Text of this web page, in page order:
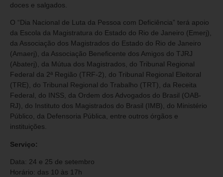
doces e salgados.
O “Dia Nacional de Luta da Pessoa com Deficiência” terá apoio
da Escola da Magistratura do Estado do Rio de Janeiro (Emerj),
da Associação dos Magistrados do Estado do Rio de Janeiro
(Amaerj), da Associação Beneficente dos Amigos do TJRJ
(Abaterj), da Mútua dos Magistrados, do Tribunal Regional
Federal da 2ª Região (TRF-2), do Tribunal Regional Eleitoral
(TRE), do Tribunal Regional do Trabalho (TRT), da Receita
Federal, do INSS, da Ordem dos Advogados do Brasil (OAB-
RJ), do Instituto dos Magistrados do Brasil (IMB), do Ministério
Público, da Defensoria Pública, entre outros órgãos e
instituições.
Serviço:
Data: 24 e 25 de setembro
Horário: das 10 às 17h